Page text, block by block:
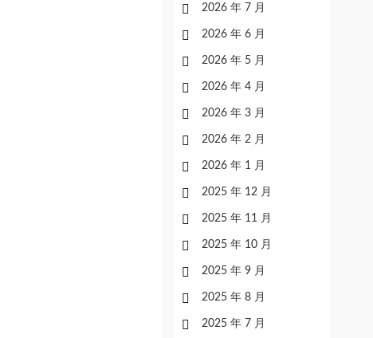
2026 年 7 月
2026 年 6 月
2026 年 5 月
2026 年 4 月
2026 年 3 月
2026 年 2 月
2026 年 1 月
2025 年 12 月
2025 年 11 月
2025 年 10 月
2025 年 9 月
2025 年 8 月
2025 年 7 月